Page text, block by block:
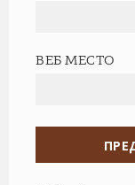
ВЕБ МЕСТО